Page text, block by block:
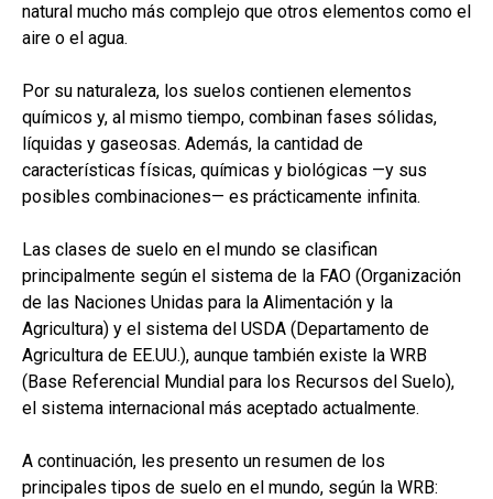
natural mucho más complejo que otros elementos como el
aire o el agua.
Por su naturaleza, los suelos contienen elementos
químicos y, al mismo tiempo, combinan fases sólidas,
líquidas y gaseosas. Además, la cantidad de
características físicas, químicas y biológicas —y sus
posibles combinaciones— es prácticamente infinita.
Las clases de suelo en el mundo se clasifican
principalmente según el sistema de la FAO (Organización
de las Naciones Unidas para la Alimentación y la
Agricultura) y el sistema del USDA (Departamento de
Agricultura de EE.UU.), aunque también existe la WRB
(Base Referencial Mundial para los Recursos del Suelo),
el sistema internacional más aceptado actualmente.
A continuación, les presento un resumen de los
principales tipos de suelo en el mundo, según la WRB: